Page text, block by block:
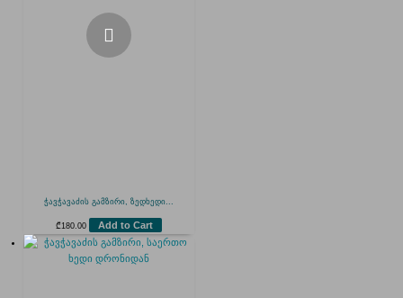
ჭავჭავაძის გამზირი, ზედხედი...
₾ 180.00 Add to Cart